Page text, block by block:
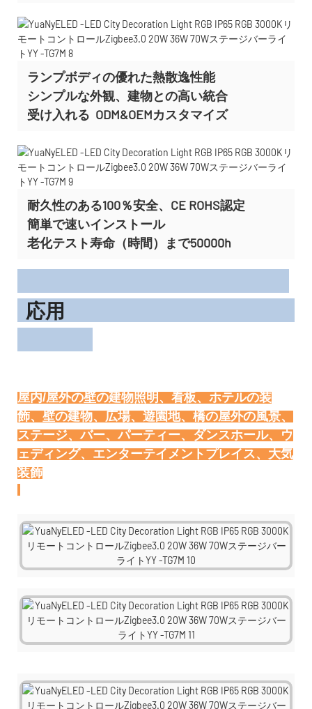
ランプボディの優れた熱散逸性能
シンプルな外観、建物との高い統合
受け入れる ODM&OEMカスタマイズ
耐久性のある100％安全、CE ROHS認定
簡単で速いインストール
老化テスト寿命（時間）まで50000h
応用
屋内/屋外の壁の建物照明、看板、ホテルの装
飾、壁の建物、広場、遊園地、橋の屋外の風景、
ステージ、バー、パーティー、ダンスホール、ウ
ェディング、エンターテイメントプレイス、大気